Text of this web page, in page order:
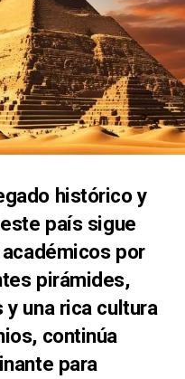
histórico y
país sigue
por
pirámides,
una rica cultura
continúa
para